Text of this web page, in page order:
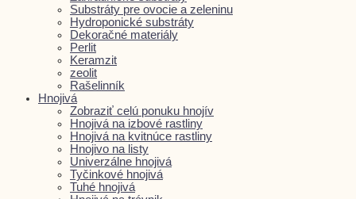
Substráty pre ovocie a zeleninu
Hydroponické substráty
Dekoračné materiály
Perlit
Keramzit
zeolit
Rašelinník
Hnojivá
Zobraziť celú ponuku hnojív
Hnojivá na izbové rastliny
Hnojivá na kvitnúce rastliny
Hnojivo na listy
Univerzálne hnojivá
Tyčinkové hnojivá
Tuhé hnojivá